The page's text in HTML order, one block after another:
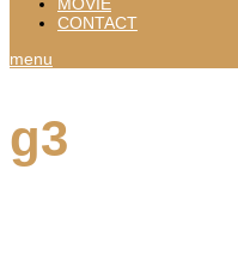
CONTACT
menu
g3